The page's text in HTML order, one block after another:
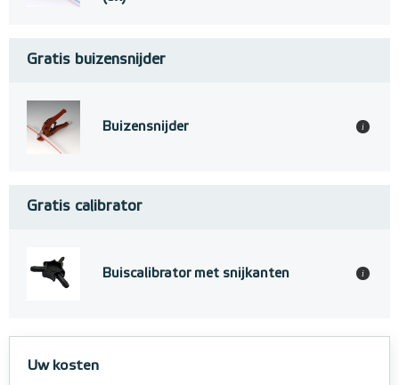
Gratis buizensnijder
Buizensnijder i
Gratis calibrator
Buiscalibrator met snijkanten i
Uw kosten